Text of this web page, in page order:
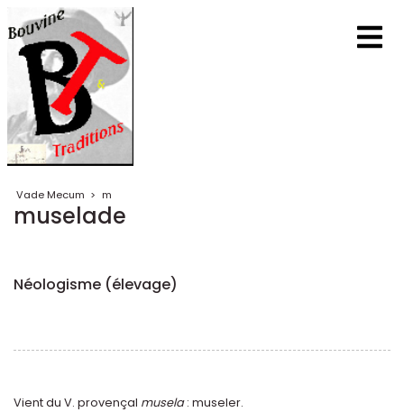
Vade Mecum > m
muselade
Néologisme (élevage)
Vient du V. provençal musela: museler.